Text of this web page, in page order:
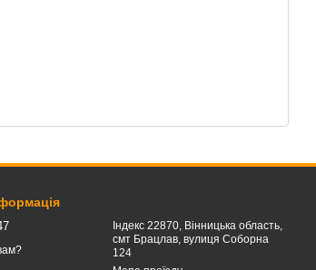
Індекс 22870, Вінницька область,
смт Брацлав, вулиця Соборна
124